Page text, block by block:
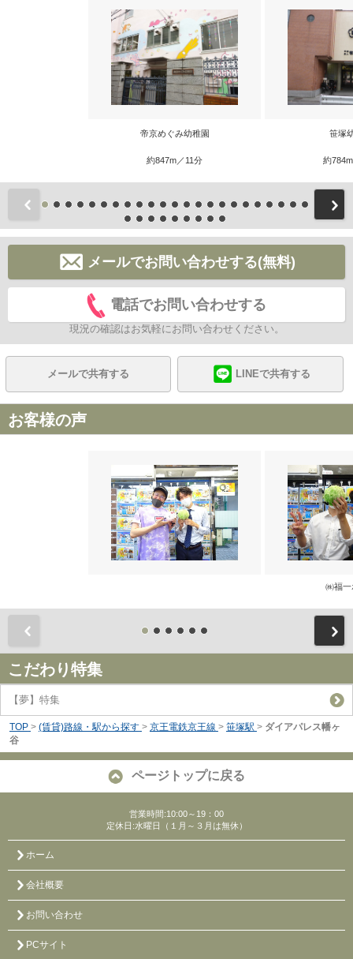
帝京めぐみ幼稚園
約847m／11分
笹塚
約
前
メールでお問い合わせする(無料)
電話でお問い合わせする
現況の確認はお気軽にお問い合わせください。
メールで共有する LINEで共有する
お客様の声
㈱福一
こだわり特集
【夢】特集
TOP > (賃貸)路線・駅から探す > 京王電鉄京王線 > 笹塚駅 > ダイアパレス幡ヶ
谷
ページトップに戻る
営業時間:10:00～19：00
定休日:水曜日（１月～３月は無休）
ホーム
会社概要
お問い合わせ
PCサイト